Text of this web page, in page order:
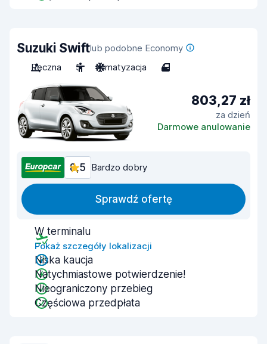
Suzuki Swiftlub podobne Economy
Ręczna
5 Klimatyzacja 4
803,27 zł
za dzień
Darmowe anulowanie
8,5 Bardzo dobry
Sprawdź ofertę
W terminalu
Pokaż szczegóły lokalizacji
Niska kaucja
Natychmiastowe potwierdzenie!
Nieograniczony przebieg
Częściowa przedpłata